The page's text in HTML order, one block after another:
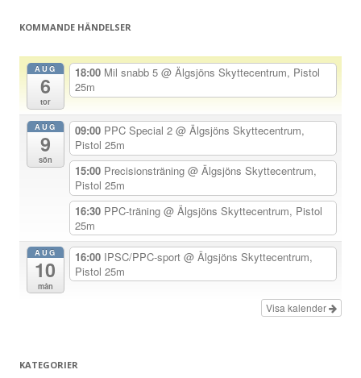
g
s
g
i
KOMMANDE HÄNDELSER
AUG
6
tor
18:00 Mil snabb 5 @ Älgsjöns Skyttecentrum, Pistol
25m
AUG
9
sön
09:00 PPC Special 2 @ Älgsjöns Skyttecentrum,
Pistol 25m
15:00 Precisionsträning @ Älgsjöns Skyttecentrum,
Pistol 25m
16:30 PPC-träning @ Älgsjöns Skyttecentrum, Pistol
25m
AUG
10
mån
16:00 IPSC/PPC-sport @ Älgsjöns Skyttecentrum,
Pistol 25m
Visa kalender
KATEGORIER